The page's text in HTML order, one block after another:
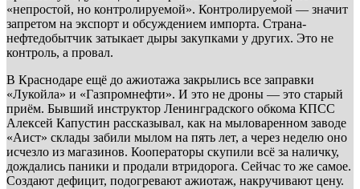
«непростой, но контролируемой». Контролируемой — значит
запретом на экспорт и обсуждением импорта. Страна-
нефтедобытчик затыкает дыры закупками у других. Это не
контроль, а провал.
В Краснодаре ещё до ажиотажа закрылись все заправки
«Лукойла» и «Газпромнефти». И это не дроны — это старый
приём. Бывший инструктор Ленинградского обкома КПСС
Алексей Капустин рассказывал, как на мыловаренном заводе
«Аист» склады забили мылом на пять лет, а через неделю оно
исчезло из магазинов. Кооператоры скупили всё за наличку,
дождались паники и продали втридорога. Сейчас то же самое.
Создают дефицит, подогревают ажиотаж, накручивают цену.